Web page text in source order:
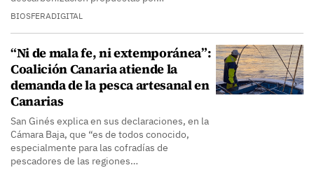
BIOSFERADIGITAL
“Ni de mala fe, ni extemporánea”:
Coalición Canaria atiende la
demanda de la pesca artesanal en
Canarias
San Ginés explica en sus declaraciones, en la
Cámara Baja, que “es de todos conocido,
especialmente para las cofradías de
pescadores de las regiones…